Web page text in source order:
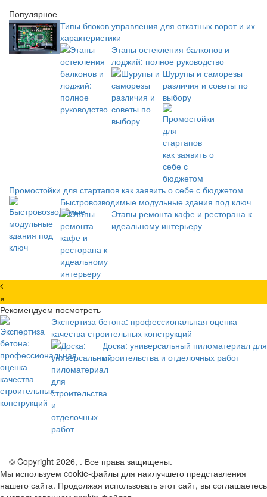
Популярное
Типы блоков управления для откатных ворот и их
характеристики
Этапы остекления балконов и
лоджий: полное руководство
Шурупы и саморезы
различия и советы по
выбору
Промостойки для стартапов как заявить о себе с бюджетом
Быстровозводимые модульные здания под ключ
Этапы ремонта кафе и ресторана к
идеальному интерьеру
×
Рекомендуем посмотреть
Экспертиза бетона: профессиональная оценка
качества строительных конструкций
Доска: универсальный пиломатериал для
строительства и отделочных работ
© Copyright 2026, . Все права защищены.
Мы используем cookie-файлы для наилучшего представления
нашего сайта. Продолжая использовать этот сайт, вы соглашаетесь